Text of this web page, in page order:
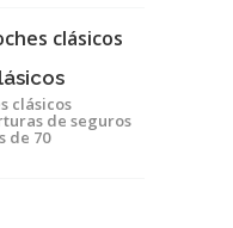
clásicos
de seguros
de 70